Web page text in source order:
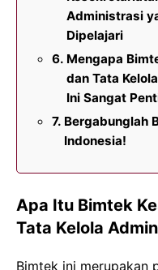
Administrasi
Dipelajari
Mengapa
dan Tata
Ini Sangat
Bergabunglah
Indonesia!
Apa Itu Bimtek
Tata Kelola
Bimtek ini merupakan